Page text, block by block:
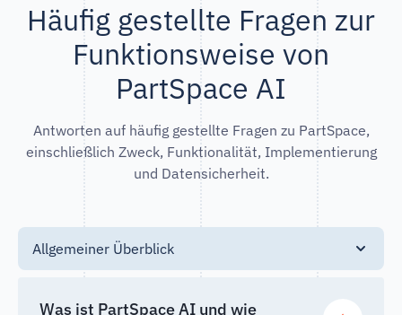
Häufig gestellte Fragen zur
Funktionsweise von
PartSpace AI
Antworten auf häufig gestellte Fragen zu PartSpace,
einschließlich Zweck, Funktionalität, Implementierung
und Datensicherheit.
Allgemeiner Überblick
Was ist PartSpace AI und wie